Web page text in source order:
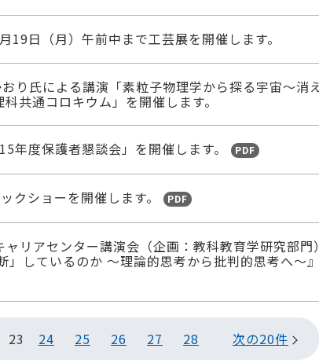
19日（月）午前中まで工芸展を開催します。
り氏による講演「素粒子物理学から探る宇宙～消
共通コロキウム」を開催します。
年度保護者懇談会」を開催します。 PDF
クショーを開催します。 PDF
リアセンター講演会（企画：教科教育学研究部門
」しているのか ～理論的思考から批判的思考へ～
23 24 25 26 27 28 次の20件